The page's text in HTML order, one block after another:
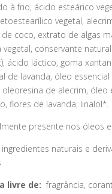
à frio, ácido esteárico
vegetal,
coco, extrato de algas
vegetal, conservante natural
ácido láctico, goma
de lavanda, óleo essencial
oleoresina de alecrim, óleo
flores de lavanda, linalol*.
presente nos óleos
naturais e
livre de: fragrância,